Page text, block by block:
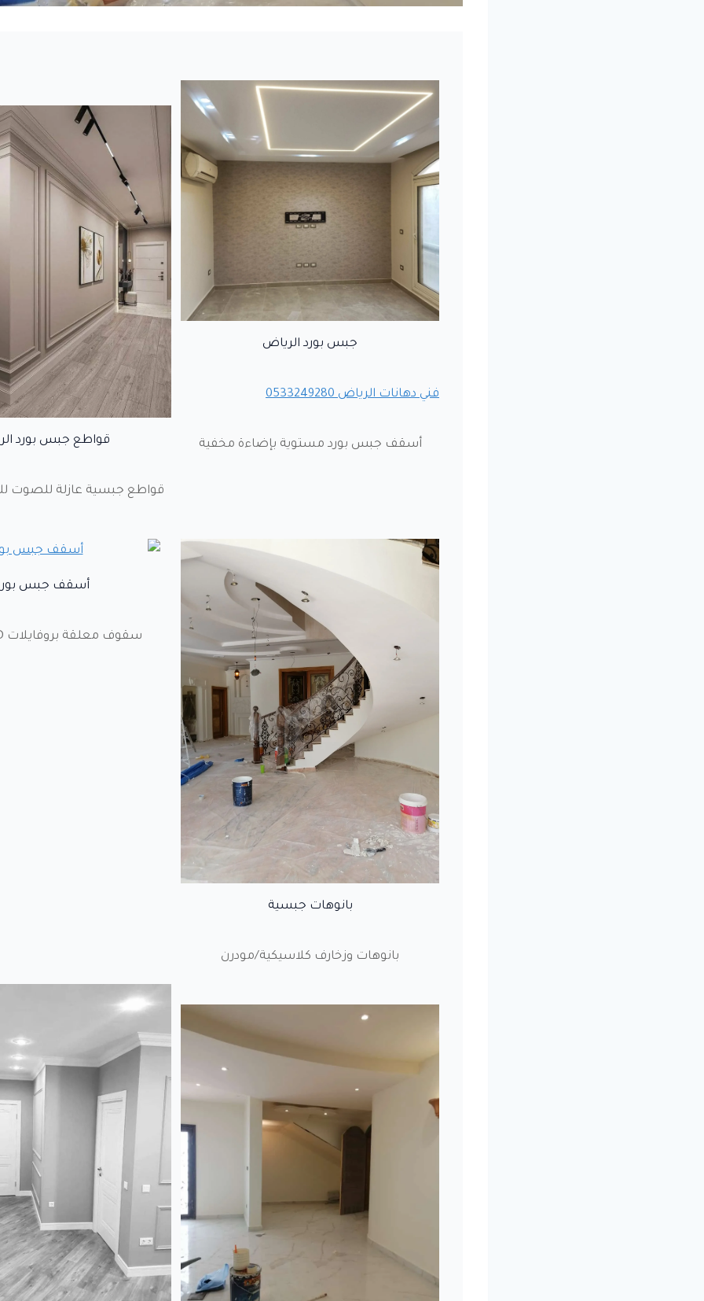
جبس بورد الرياض
فني دهانات الرياض 0533249280
أسقف جبس بورد مستوية بإضاءة مخفية قواطع جبس بورد
قواطع جبسية عازلة للصوت
بانوهات جبسية
بانوهات وزخارف كلاسيكية/مودرن
أسقف جبس
سقوف معلقة بروفايلات LED مخفية